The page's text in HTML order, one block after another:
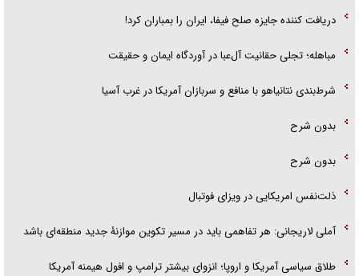
دریافت کننده جایزه صلح فیفا، ایران را بمباران کرد!
مباهله؛ تجلی حقانیت آل‌عبا در آوردگاه ایمان و حقیقت
شرط‌بندی نتانیاهو با منافع و سربازان آمریکا در غرب آسیا
بدون شرح
بدون شرح
ذلت‌نفس امریکایی در ویزای فوتبال
آملی لاریجانی: هر تفاهمی باید در مسیر تکوین موازنۀ جدید منطقه‌ای باشد
طلاق سیاسی آمریکا و اروپا؛ انزوای بیشتر ترامپ و افول هیمنه آمریکا